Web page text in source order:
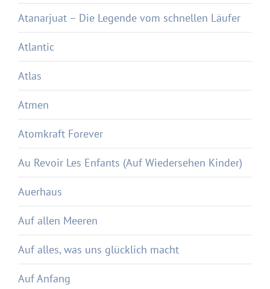
Atanarjuat – Die Legende vom schnellen Läufer
Atlantic
Atlas
Atmen
Atomkraft Forever
Au Revoir Les Enfants (Auf Wiedersehen Kinder)
Auerhaus
Auf allen Meeren
Auf alles, was uns glücklich macht
Auf Anfang